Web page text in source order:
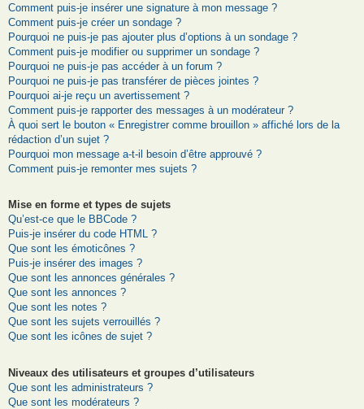
Comment puis-je insérer une signature à mon message ?
Comment puis-je créer un sondage ?
Pourquoi ne puis-je pas ajouter plus d’options à un sondage ?
Comment puis-je modifier ou supprimer un sondage ?
Pourquoi ne puis-je pas accéder à un forum ?
Pourquoi ne puis-je pas transférer de pièces jointes ?
Pourquoi ai-je reçu un avertissement ?
Comment puis-je rapporter des messages à un modérateur ?
À quoi sert le bouton « Enregistrer comme brouillon » affiché lors de la
rédaction d’un sujet ?
Pourquoi mon message a-t-il besoin d’être approuvé ?
Comment puis-je remonter mes sujets ?
Mise en forme et types de sujets
Qu’est-ce que le BBCode ?
Puis-je insérer du code HTML ?
Que sont les émoticônes ?
Puis-je insérer des images ?
Que sont les annonces générales ?
Que sont les annonces ?
Que sont les notes ?
Que sont les sujets verrouillés ?
Que sont les icônes de sujet ?
Niveaux des utilisateurs et groupes d’utilisateurs
Que sont les administrateurs ?
Que sont les modérateurs ?